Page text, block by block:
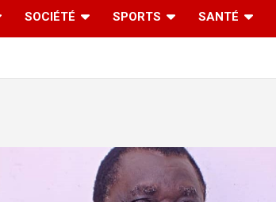
SOCIÉTÉ SPORTS SANTÉ